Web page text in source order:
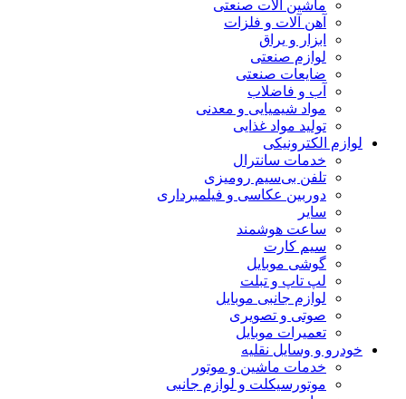
ماشین آلات صنعتی
آهن آلات و فلزات
ابزار و یراق
لوازم صنعتی
ضایعات صنعتی
آب و فاضلاب
مواد شیمیایی و معدنی
تولید مواد غذایی
لوازم الکترونیکی
خدمات سانترال
تلفن بی‌سیم رومیزی
دوربین عکاسی و فیلمبرداری
سایر
ساعت هوشمند
سیم کارت
گوشی موبایل
لپ تاپ و تبلت
لوازم جانبی موبایل
صوتی و تصویری
تعمیرات موبایل
خودرو و وسایل نقلیه
خدمات ماشین و موتور
موتورسیکلت و لوازم جانبی